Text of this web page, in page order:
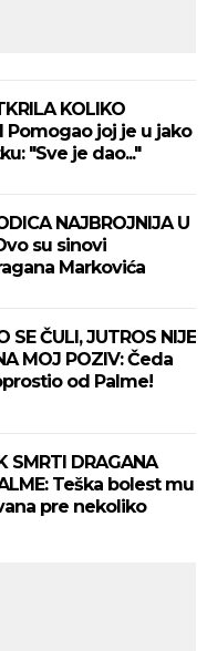
KOLIKO
Pomogao joj je u jako
"Sve je dao..."
NAJBROJNIJA U
su sinovi
Markovića
SE ČULI, JUTROS NIJE
MOJ POZIV: Čeda
od Palme!
SMRTI DRAGANA
Teška bolest mu
pre nekoliko